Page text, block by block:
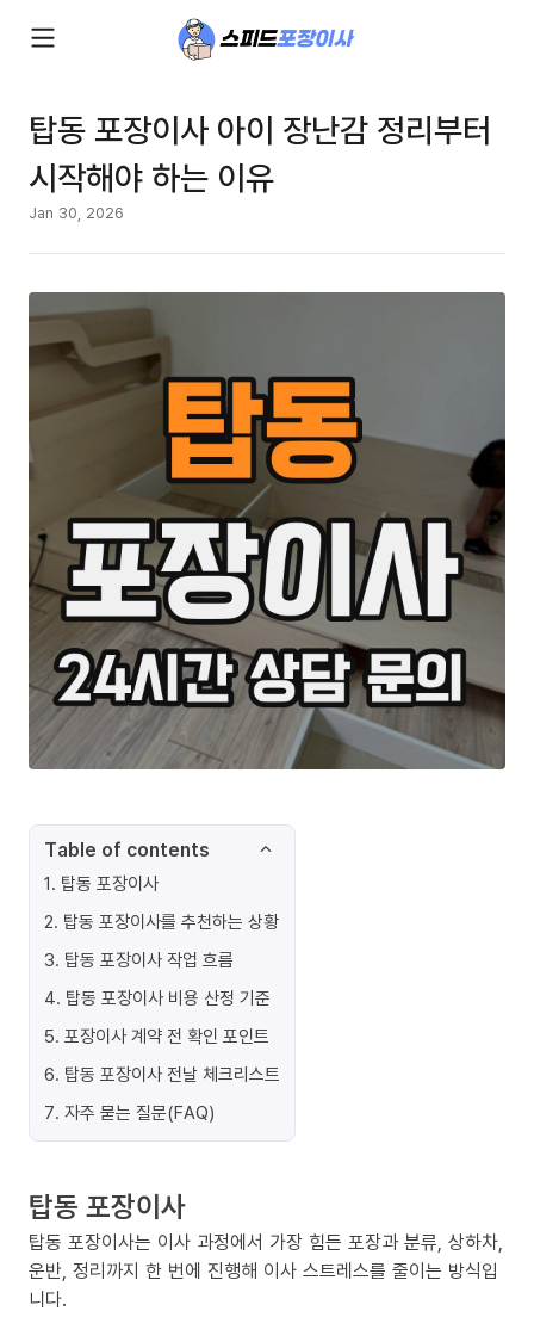
탑동 포장이사 아이 장난감 정리부터
시작해야 하는 이유
Jan 30, 2026
Table of contents
1. 탑동 포장이사
2. 탑동 포장이사를 추천하는 상황
3. 탑동 포장이사 작업 흐름
4. 탑동 포장이사 비용 산정 기준
5. 포장이사 계약 전 확인 포인트
6. 탑동 포장이사 전날 체크리스트
7. 자주 묻는 질문(FAQ)
탑동 포장이사
탑동 포장이사는 이사 과정에서 가장 힘든 포장과 분류, 상하차,
운반, 정리까지 한 번에 진행해 이사 스트레스를 줄이는 방식입
니다.